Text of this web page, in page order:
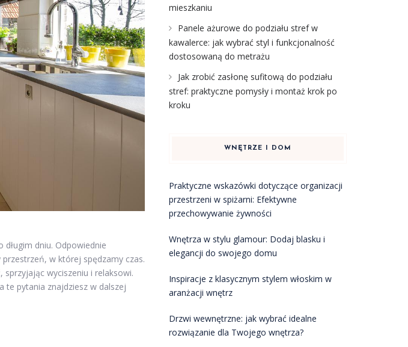
dniu. Odpowiednie
w której spędzamy czas.
wyciszeniu i relaksowi.
te pytania znajdziesz w dalszej
mieszkaniu
Panele ażurowe do podziału stref w
kawalerce: jak wybrać styl i funkcjonalność
dostosowaną do metrażu
Jak zrobić zasłonę sufitową do podziału
stref: praktyczne pomysły i montaż krok po
kroku
WNĘTRZE I DOM
Praktyczne wskazówki dotyczące organizacji
przestrzeni w spiżarni: Efektywne
przechowywanie żywności
Wnętrza w stylu glamour: Dodaj blasku i
elegancji do swojego domu
Inspiracje z klasycznym stylem włoskim w
aranżacji wnętrz
Drzwi wewnętrzne: jak wybrać idealne
rozwiązanie dla Twojego wnętrza?